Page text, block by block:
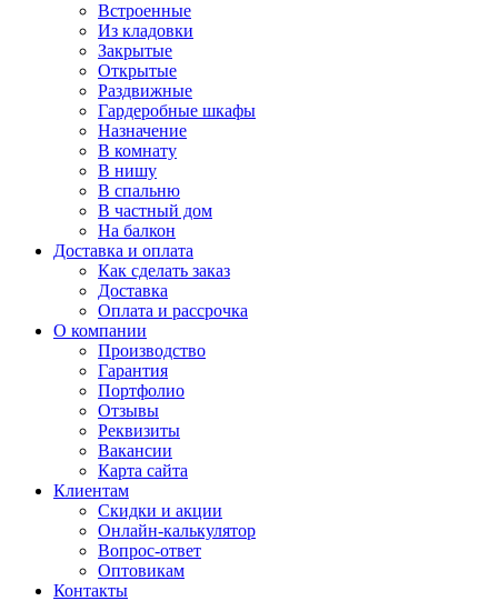
Встроенные
Из кладовки
Закрытые
Открытые
Раздвижные
Гардеробные шкафы
Назначение
В комнату
В нишу
В спальню
В частный дом
На балкон
Доставка и оплата
Как сделать заказ
Доставка
Оплата и рассрочка
О компании
Производство
Гарантия
Портфолио
Отзывы
Реквизиты
Вакансии
Карта сайта
Клиентам
Скидки и акции
Онлайн-калькулятор
Вопрос-ответ
Оптовикам
Контакты